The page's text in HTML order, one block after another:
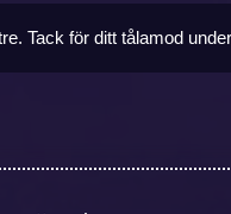
Tack för ditt tålamod